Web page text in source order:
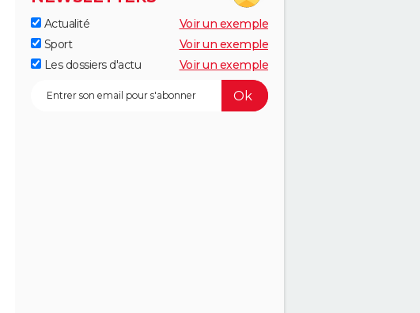
Actualité
Voir un exemple
Sport
Voir un exemple
Les dossiers d'actu
Voir un exemple